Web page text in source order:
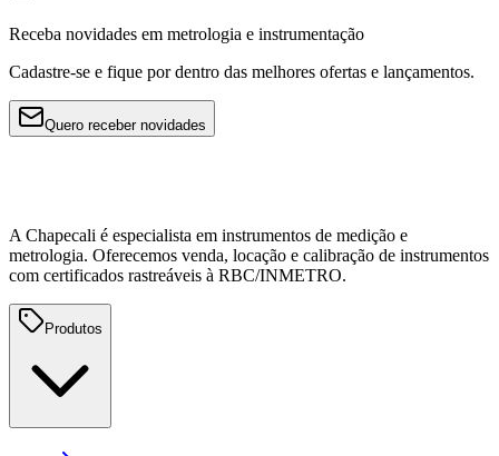
Receba novidades em metrologia e instrumentação
Cadastre-se e fique por dentro das melhores ofertas e lançamentos.
Quero receber novidades
A Chapecali é especialista em instrumentos de medição e
metrologia. Oferecemos venda, locação e calibração de instrumentos
com certificados rastreáveis à RBC/INMETRO.
Produtos